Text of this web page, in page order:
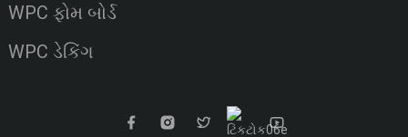
WPC ફોમ બોર્ડ
WPC ડેકિંગ